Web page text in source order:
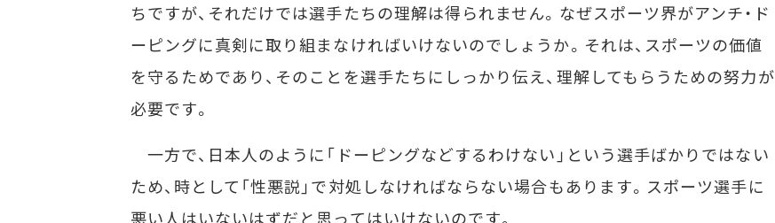
ちですが、それだけでは選手たちの理解は得られません。なぜスポーツ界がアンチ・ド
ーピングに真剣に取り組まなければいけないのでしょうか。それは、スポーツの価値
を守るためであり、そのことを選手たちにしっかり伝え、理解してもらうための努力が
必要です。
一方で、日本人のように「ドーピングなどするわけない」という選手ばかりではない
ため、時として「性悪説」で対処しなければならない場合もあります。スポーツ選手に
悪い人はいないはずだと思ってはいけないのです。